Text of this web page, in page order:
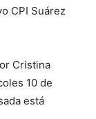
CPI Suárez
Cristina
10 de
está